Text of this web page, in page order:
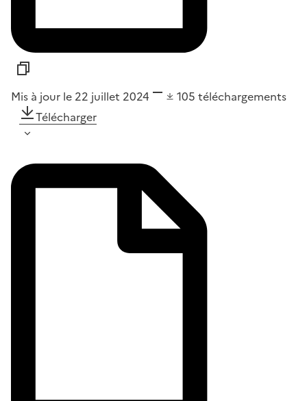
Mis à jour le 22 juillet 2024 105 téléchargements
Télécharger